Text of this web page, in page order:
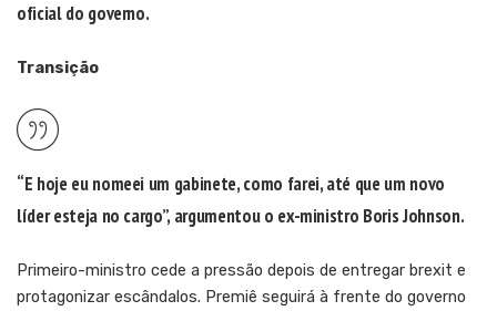
oficial do governo.
Transição
“E hoje eu nomeei um gabinete, como farei, até que um novo
líder esteja no cargo”, argumentou o ex-ministro Boris Johnson.
Primeiro-ministro cede a pressão depois de entregar brexit e
protagonizar escândalos. Premiê seguirá à frente do governo